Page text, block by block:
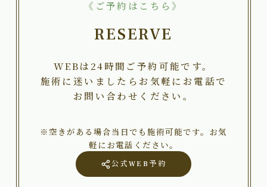
《ご予約はこちら》
RESERVE
WEBは24時間ご予約可能です。
施術に迷いましたらお気軽にお電話で
お問い合わせください。
※空きがある場合当日でも施術可能です。お気
軽にお電話ください。
公式WEB予約